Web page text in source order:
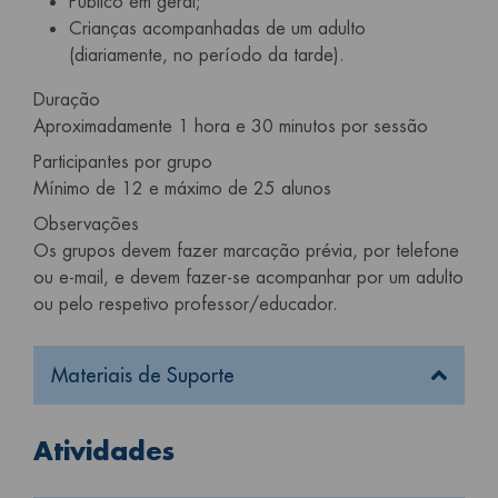
Crianças acompanhadas de um adulto
(diariamente, no período da tarde).
Duração
Aproximadamente 1 hora e 30 minutos por sessão
Participantes por grupo
Mínimo de 12 e máximo de 25 alunos
Observações
Os grupos devem fazer marcação prévia, por telefone
ou e-mail, e devem fazer-se acompanhar por um adulto
ou pelo respetivo professor/educador.
Materiais de Suporte
Atividades